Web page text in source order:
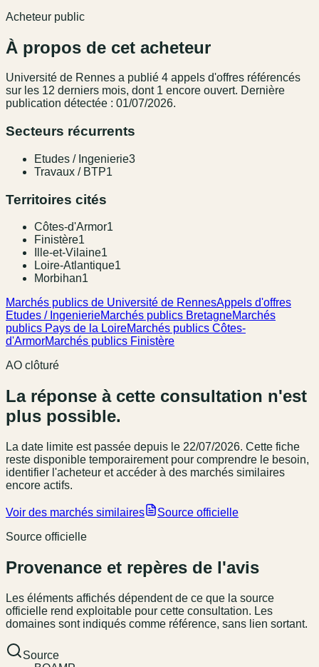
Acheteur public
À propos de cet acheteur
Université de Rennes a publié 4 appel s d'offres référencés
sur les 12 derniers mois, dont 1 encore ouvert. Dernière
publication détectée : 01/07/2026.
Secteurs récurrents
Etudes / Ingenierie3
Travaux / BTP1
Territoires cités
Côtes-d'Armor1
Finistère1
Ille-et-Vilaine1
Loire-Atlantique1
Morbihan1
Marchés publics de Université de RennesAppels d'offres
Etudes / IngenierieMarchés publics BretagneMarchés
publics Pays de la LoireMarchés publics Côtes-
d'ArmorMarchés publics Finistère
AO clôturé
La réponse à cette consultation n'est
plus possible.
La date limite est passée depuis le 22/07/2026. Cette fiche
reste disponible temporairement pour comprendre le besoin,
identifier l'acheteur et accéder à des marchés similaires
encore actifs.
Voir des marchés similaires
Source officielle
Source officielle
Provenance et repères de l'avis
Les éléments affichés dépendent de ce que la source
officielle rend exploitable pour cette consultation. Les
domaines sont indiqués comme référence, sans lien sortant.
Source